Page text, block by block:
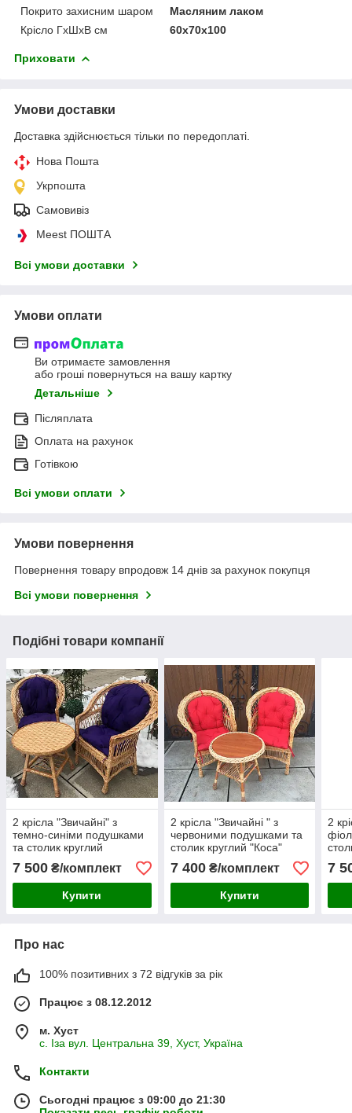
Покрито захисним шаром
Масляним лаком
Крісло ГхШхВ см
60х70х100
Приховати
Умови доставки
Доставка здійснюється тільки по передоплаті.
Нова Пошта
Укрпошта
Самовивіз
Meest ПОШТА
Всі умови доставки
Умови оплати
Ви отримаєте замовлення
або гроші повернуться на вашу картку
Детальніше
Післяплата
Оплата на рахунок
Готівкою
Всі умови оплати
Умови повернення
Повернення товару впродовж 14 днів за рахунок покупця
Всі умови повернення
Подібні товари компанії
2 крісла "Звичайні" з
темно-синіми подушками
та столик круглий
7 500 ₴/комплект
Купити
2 крісла "Звичайні " з
червоними подушками та
столик круглий "Коса"
7 400₴/комплект
Купити
2
7
Про нас
100% позитивних з 72 відгуків за рік
Працює з 08.12.2012
м. Хуст
с. Іза вул. Центральна 39, Хуст, Україна
Контакти
Сьогодні працює з 09:00 до 21:30